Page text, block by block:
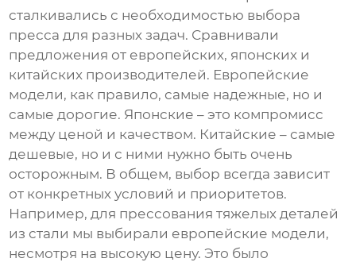
сталкивались с необходимостью выбора
пресса для разных задач. Сравнивали
предложения от европейских, японских и
китайских производителей. Европейские
модели, как правило, самые надежные, но и
самые дорогие. Японские – это компромисс
между ценой и качеством. Китайские – самые
дешевые, но и с ними нужно быть очень
осторожным. В общем, выбор всегда зависит
от конкретных условий и приоритетов.
Например, для прессования тяжелых деталей
из стали мы выбирали европейские модели,
несмотря на высокую цену. Это было